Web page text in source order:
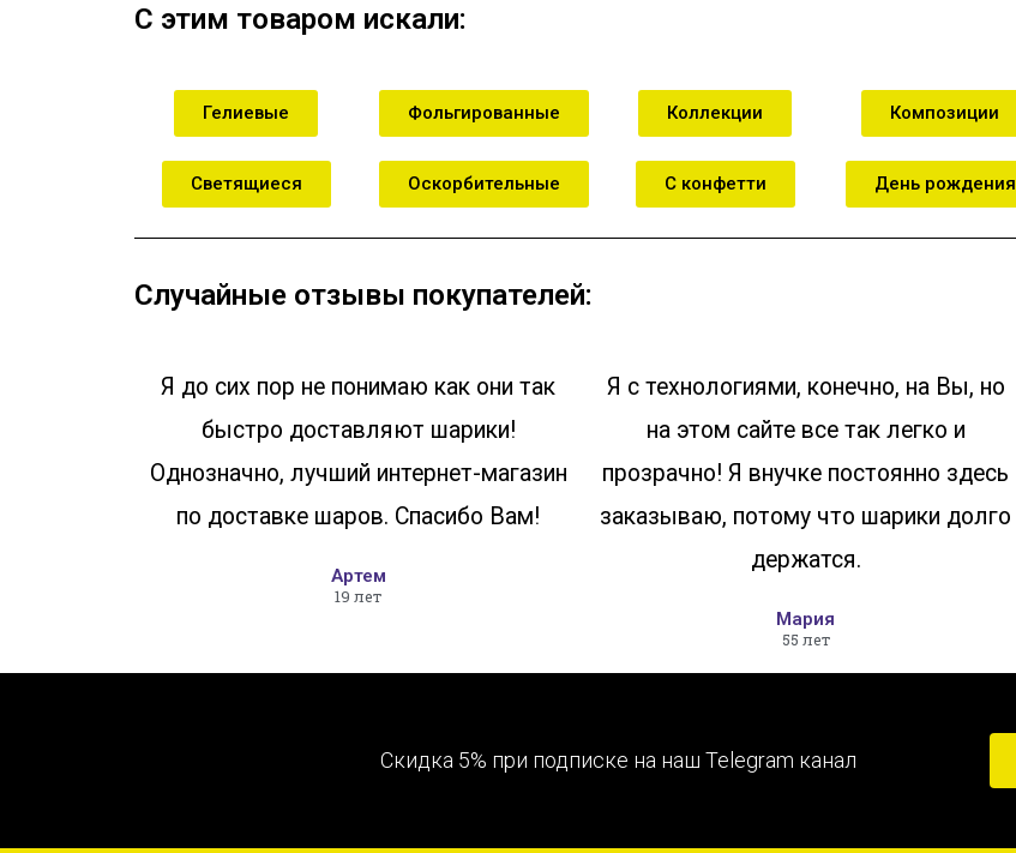
С этим товаром искали:
Гелиевые
Светящиеся
Фольгированные
Оскорбительные
Коллекции
С конфетти
Композиции
День рождения
Случайные отзывы покупателей:
Я до сих пор не понимаю как они так
быстро доставляют шарики!
Однозначно, лучший интернет-магазин
по доставке шаров. Спасибо Вам!
Артем
19 лет
Я с технологиями, конечно, на Вы, но
на этом сайте все так легко и
прозрачно! Я внучке постоянно здесь
заказываю, потому что шарики долго
держатся.
Мария
55 лет
Скидка 5% при подписке на наш Telegram канал